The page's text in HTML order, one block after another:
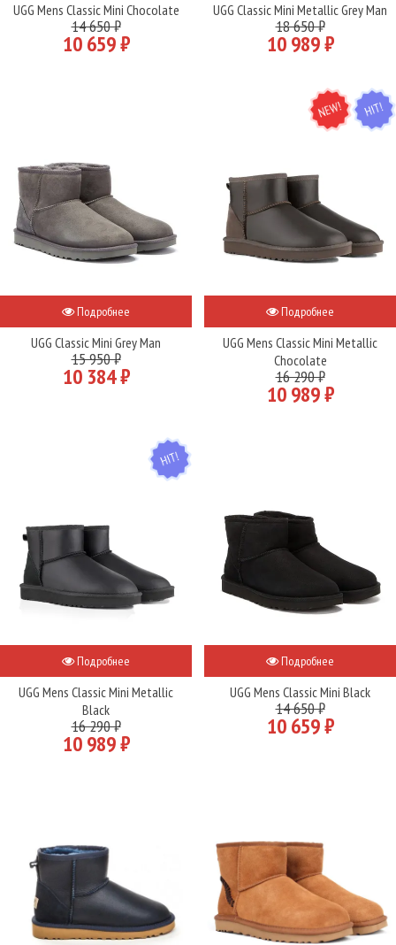
UGG Mens Classic Mini Chocolate
14 650 ₽
10 659 ₽
UGG Classic Mini Metallic Grey Man
18 650 ₽
10 989 ₽
Подробнее
UGG Classic Mini Grey Man
15 950 ₽
10 384 ₽
NEW HIT
Подробнее
UGG Mens Classic Mini Metallic
Chocolate
16 290 ₽
10 989 ₽
HIT
Подробнее
UGG Mens Classic Mini Metallic
Black
16 290 ₽
10 989 ₽
Подробнее
UGG Mens Classic Mini Black
14 650 ₽
10 659 ₽